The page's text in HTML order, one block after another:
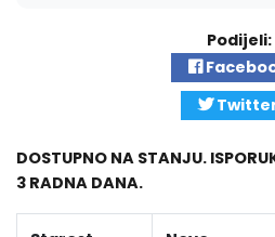
Podijeli:
DOSTUPNO NA STANJU.
3 RADNA DANA.